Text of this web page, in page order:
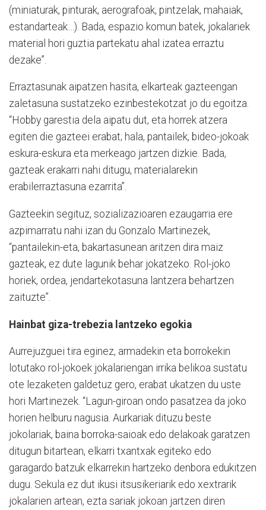
(miniaturak, pinturak, aerografoak, pintzelak, mahaiak,
estandarteak…). Bada, espazio komun batek, jokalariek
material hori guztia partekatu ahal izatea erraztu
dezake”.
Erraztasunak aipatzen hasita, elkarteak gazteengan
zaletasuna sustatzeko ezinbestekotzat jo du egoitza.
“Hobby garestia dela aipatu dut, eta horrek atzera
egiten die gazteei erabat; hala, pantailek, bideo-jokoak
eskura-eskura eta merkeago jartzen dizkie. Bada,
gazteak erakarri nahi ditugu, materialarekin
erabilerraztasuna ezarrita”.
Gazteekin segituz, sozializazioaren ezaugarria ere
azpimarratu nahi izan du Gonzalo Martinezek,
“pantailekin-eta, bakartasunean aritzen dira maiz
gazteak, ez dute lagunik behar jokatzeko. Rol-joko
horiek, ordea, jendartekotasuna lantzera behartzen
zaituzte”.
Hainbat giza-trebezia lantzeko egokia
Aurrejuzguei tira eginez, armadekin eta borrokekin
lotutako rol-jokoek jokalariengan irrika belikoa sustatu
ote lezaketen galdetuz gero, erabat ukatzen du uste
hori Martinezek. “Lagun-giroan ondo pasatzea da joko
horien helburu nagusia. Aurkariak dituzu beste
jokolariak, baina borroka-saioak edo delakoak garatzen
ditugun bitartean, elkarri txantxak egiteko edo
garagardo batzuk elkarrekin hartzeko denbora edukitzen
dugu. Sekula ez dut ikusi itsusikeriarik edo xextrarik
jokalarien artean, ezta sariak jokoan jartzen diren